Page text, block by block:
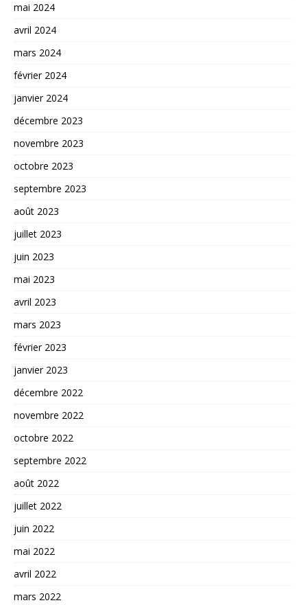
mai 2024
avril 2024
mars 2024
février 2024
janvier 2024
décembre 2023
novembre 2023
octobre 2023
septembre 2023
août 2023
juillet 2023
juin 2023
mai 2023
avril 2023
mars 2023
février 2023
janvier 2023
décembre 2022
novembre 2022
octobre 2022
septembre 2022
août 2022
juillet 2022
juin 2022
mai 2022
avril 2022
mars 2022